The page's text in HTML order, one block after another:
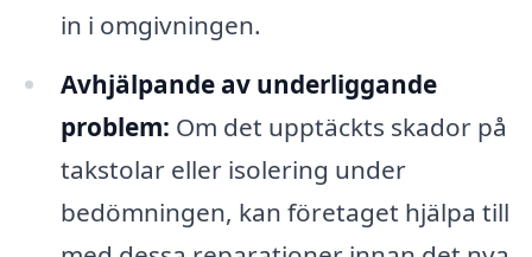
in i omgivningen.
Avhjälpande av underliggande
problem: Om det upptäckts skador på
takstolar eller isolering under
bedömningen, kan företaget hjälpa till